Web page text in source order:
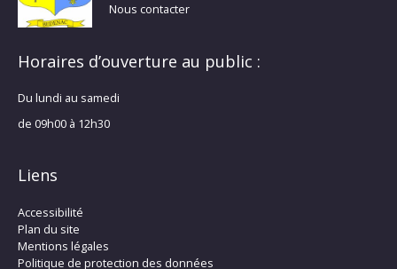
Nous contacter
Horaires d’ouverture au public :
Du lundi au samedi
de 09h00 à 12h30
Liens
Accessibilité
Plan du site
Mentions légales
Politique de protection des données